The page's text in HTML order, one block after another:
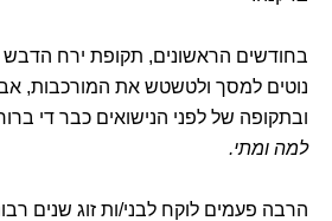
בחודשים הראשונים, תקופת ירח
נוטים למסך ולטשטש את המורכבות,
ובתקופה של לפני הנישואים כבר די
למה ומתי.
הרבה פעמים לוקח לבני/ות זוג שנים